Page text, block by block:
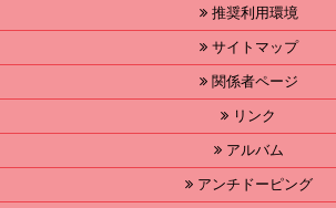
推奨利用環境
サイトマップ
関係者ページ
リンク
アルバム
アンチドーピング